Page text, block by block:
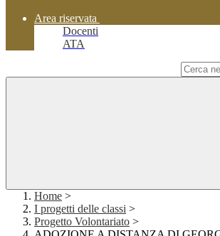
Area riservata
Docenti
ATA
Home >
I progetti delle classi >
Progetto Volontariato >